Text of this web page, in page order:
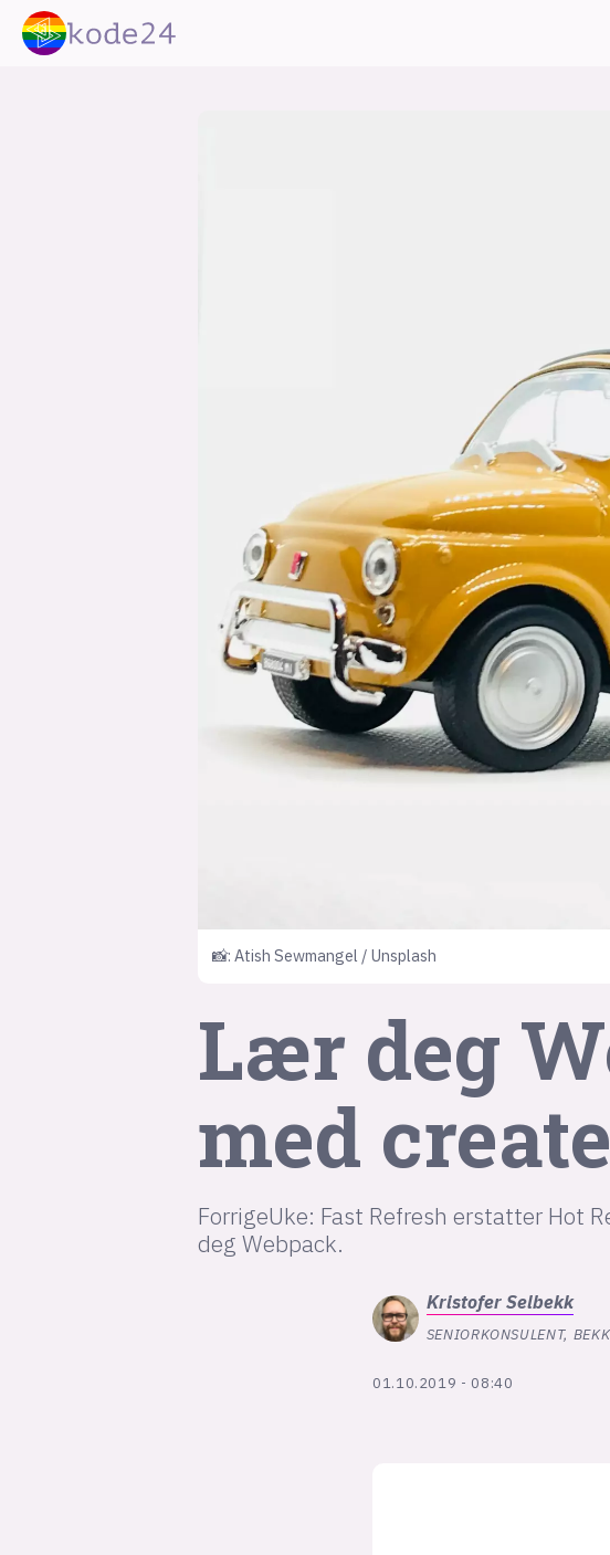
📸: Atish Sewmangel / Unsplash
Lær deg
med
ForrigeUke: Fast Refresh erstatter Hot
deg Webpack.
KristoferSelbekk
SENIORKONSULENT, BEKK
01.10.2019 - 08:40
tilgjengelighet